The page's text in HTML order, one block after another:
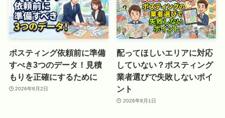
ポスティング依頼前に準備
すべき3つのデータ！見積
もりを正確にするために
2026年8月2日
配ってほしいエリアに対応
していない？ポスティング
業者選びで失敗しないポイ
ント
2026年8月1日